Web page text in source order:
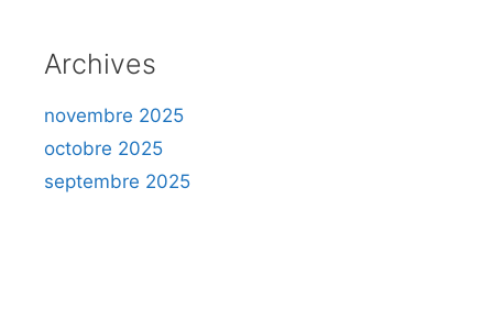
Archives
novembre 2025
octobre 2025
septembre 2025